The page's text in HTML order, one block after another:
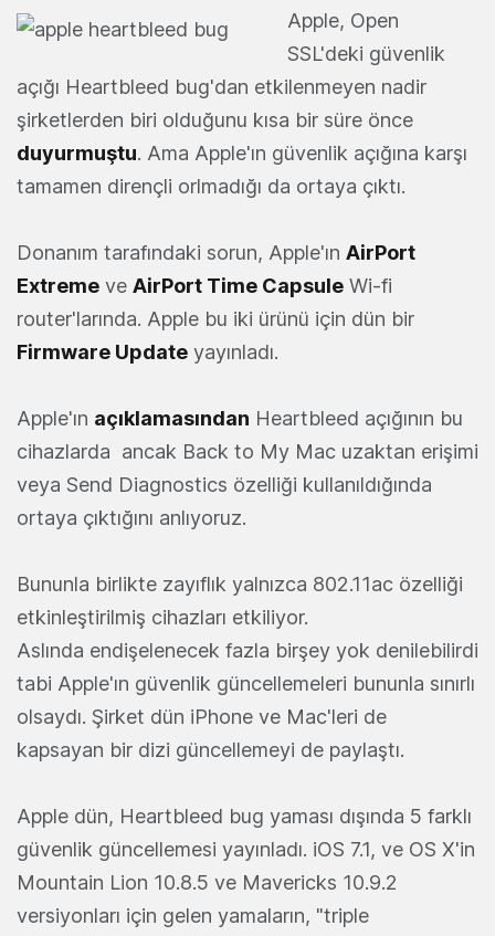
Apple, Open
SSL'deki güvenlik
açığı Heartbleed bug'dan etkilenmeyen nadir
şirketlerden biri olduğunu kısa bir süre önce
duyurmuştu. Ama Apple'ın güvenlik açığına karşı
tamamen dirençli orlmadığı da ortaya çıktı.
Donanım tarafındaki sorun, Apple'ın AirPort
Extreme ve AirPort Time Capsule Wi-fi
router'larında. Apple bu iki ürünü için dün bir
Firmware Update yayınladı.
Apple'ın açıklamasından Heartbleed açığının bu
cihazlarda ancak Back to My Mac uzaktan erişimi
veya Send Diagnostics özelliği kullanıldığında
ortaya çıktığını anlıyoruz.
Bununla birlikte zayıflık yalnızca 802.11ac özelliği
etkinleştirilmiş cihazları etkiliyor.
Aslında endişelenecek fazla birşey yok denilebilirdi
tabi Apple'ın güvenlik güncellemeleri bununla sınırlı
olsaydı. Şirket dün iPhone ve Mac'leri de
kapsayan bir dizi güncellemeyi de paylaştı.
Apple dün, Heartbleed bug yaması dışında 5 farklı
güvenlik güncellemesi yayınladı. iOS 7.1, ve OS X'in
Mountain Lion 10.8.5 ve Mavericks 10.9.2
versiyonları için gelen yamaların, "triple